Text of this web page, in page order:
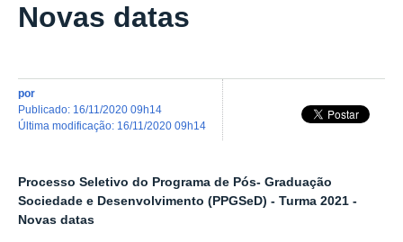
Novas datas
por
publicado: 16/11/2020 09h14
última modificação: 16/11/2020 09h14
Processo Seletivo do Programa de Pós- Graduação
Sociedade e Desenvolvimento (PPGSeD) - Turma 2021 -
Novas datas